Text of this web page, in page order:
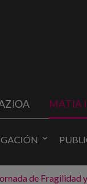
MATIA
de Fragilidad